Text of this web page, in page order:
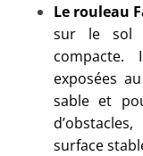
Le rouleau
sur le sol
exposées
sable et
surface